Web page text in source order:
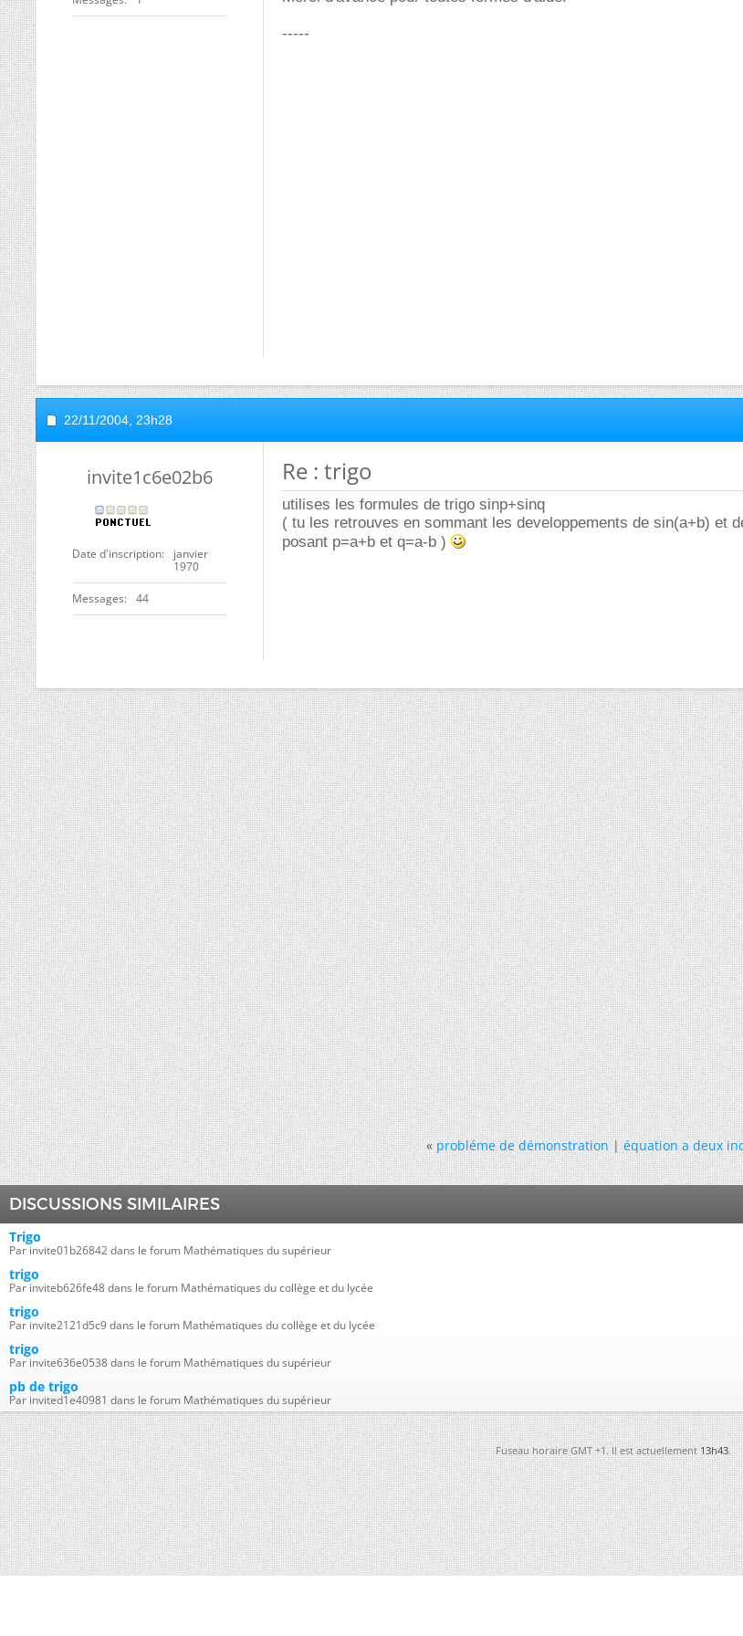
-----
22/11/2004, 23h28
invite1c6e02b6
Date d'inscription
janvier
1970
Messages 44
Re : trigo
utilises les formules de trigo sinp+sinq
( tu les retrouves en sommant les developpements de sin(a+b) et
posant p=a+b et q=a-b )
« probléme de démonstration|équation a deux
DISCUSSIONS SIMILAIRES
Trigo
Par invite01b26842 dans le forum Mathématiques du supérieur
trigo
Par inviteb626fe48 dans le forum Mathématiques du collège et du lycée
trigo
Par invite2121d5c9 dans le forum Mathématiques du collège et du lycée
trigo
Par invite636e0538 dans le forum Mathématiques du supérieur
pb de trigo
Par invited1e40981 dans le forum Mathématiques du supérieur
Fuseau horaire GMT +1. Il est actuellement13h43.